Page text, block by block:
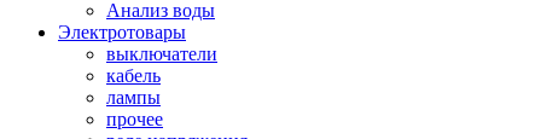
Анализ воды
Электротовары
выключатели
кабель
лампы
прочее